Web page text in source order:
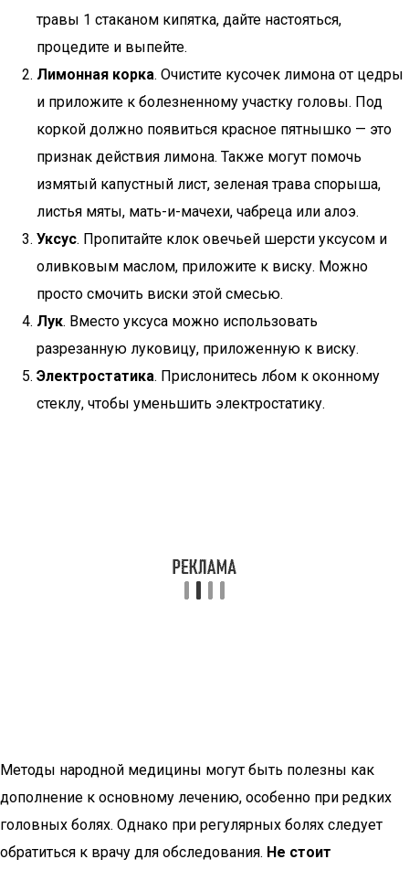
травы 1 стаканом кипятка, дайте настояться,
процедите и выпейте.
Лимонная корка. Очистите кусочек лимона от цедры
и приложите к болезненному участку головы. Под
коркой должно появиться красное пятнышко — это
признак действия лимона. Также могут помочь
измятый капустный лист, зеленая трава спорыша,
листья мяты, мать-и-мачехи, чабреца или алоэ.
Уксус. Пропитайте клок овечьей шерсти уксусом и
оливковым маслом, приложите к виску. Можно
просто смочить виски этой смесью.
Лук. Вместо уксуса можно использовать
разрезанную луковицу, приложенную к виску.
Электростатика. Прислонитесь лбом к оконному
стеклу, чтобы уменьшить электростатику.
Методы народной медицины могут быть полезны как
дополнение к основному лечению, особенно при редких
головных болях. Однако при регулярных болях следует
обратиться к врачу для обследования. Не стоит